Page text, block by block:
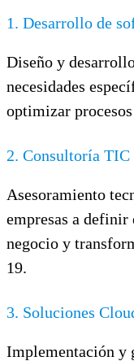
1. Desarrollo de
Diseño y
necesidades
optimizar
2. Consultoría TIC
Asesoramiento
empresas a definir
negocio y
19.
3. Soluciones
Implementación y